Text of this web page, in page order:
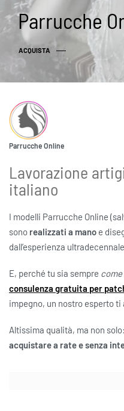
Parrucche
ACQUISTA
Parrucche Online
Lavorazione
italiano
I modelli Parrucche Online
sono realizzati a mano e
dall’esperienza
E, perché tu sia sempre
consulenza gratuita per
impegno, un nostro esperto ti
Altissima qualità, ma non
acquistare a rate e senza